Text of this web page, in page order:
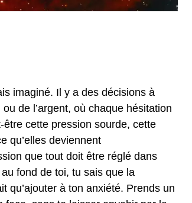
imaginé. Il y a des décisions à
de l’argent, où chaque hésitation
cette pression sourde, cette
qu’elles deviennent
que tout doit être réglé dans
au fond de toi, tu sais que la
qu’ajouter à ton anxiété. Prends un